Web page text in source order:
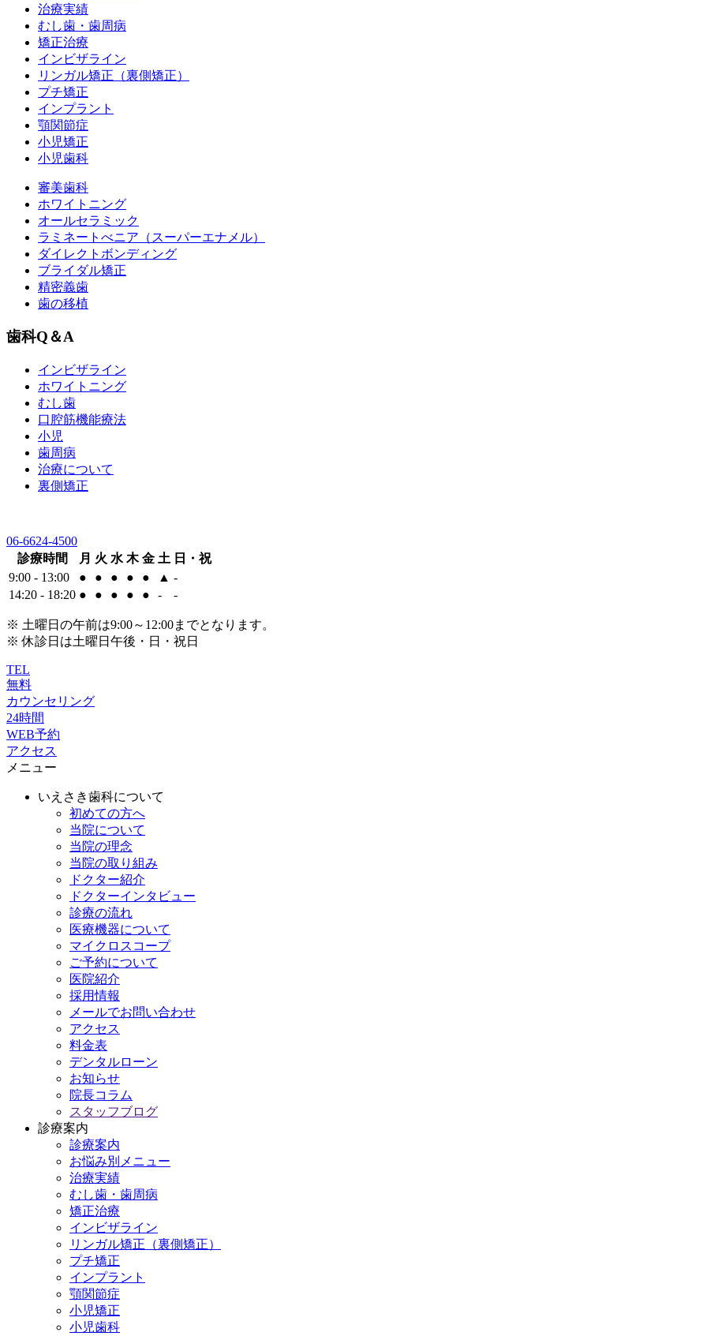
治療実績
むし歯・歯周病
矯正治療
インビザライン
リンガル矯正（裏側矯正）
プチ矯正
インプラント
顎関節症
小児矯正
小児歯科
審美歯科
ホワイトニング
オールセラミック
ラミネートべニア （スーパーエナメル）
ダイレクトボンディング
ブライダル矯正
精密義歯
歯の移植
歯科Q＆A
インビザライン
ホワイトニング
むし歯
口腔筋機能療法
小児
歯周病
治療について
裏側矯正
06-6624-4500
診療時間
月 火 水 木 金 土 日・祝
9:00 - 13:00
● ● ● ● ● ▲ -
14:20 - 18:20 ● ● ● ● ● - -
※ 土曜日の午前は9:00～12:00までとなります。
※ 休診日は土曜日午後・日・祝日
TEL
無料
カウンセリング
24時間
WEB予約
アクセス
メニュー
いえさき歯科について
初めての方へ
当院について
当院の理念
当院の取り組み
ドクター紹介
ドクターインタビュー
診療の流れ
医療機器について
マイクロスコープ
ご予約について
医院紹介
採用情報
メールでお問い合わせ
アクセス
料金表
デンタルローン
お知らせ
院長コラム
スタッフブログ
診療案内
診療案内
お悩み別メニュー
治療実績
むし歯・歯周病
矯正治療
インビザライン
リンガル矯正（裏側矯正）
プチ矯正
インプラント
顎関節症
小児矯正
小児歯科